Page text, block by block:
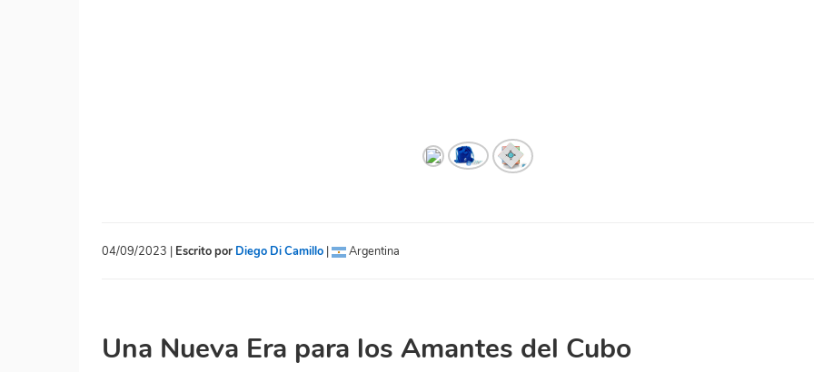
04/09/2023 | Escrito por Diego Di Camillo Argentina
Una Nueva Era para los Amantes del Cubo